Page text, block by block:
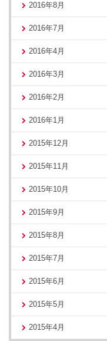
2016年8月
2016年7月
2016年4月
2016年3月
2016年2月
2016年1月
2015年12月
2015年11月
2015年10月
2015年9月
2015年8月
2015年7月
2015年6月
2015年5月
2015年4月